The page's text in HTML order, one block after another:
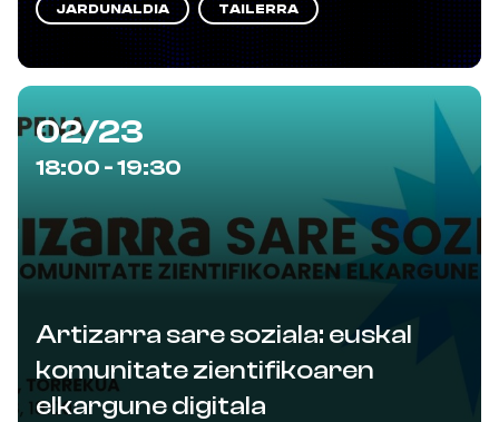
JARDUNALDIA TAILERRA
02/23
18:00 - 19:30
Artizarra sare soziala: euskal
komunitate zientifikoaren
elkargune digitala